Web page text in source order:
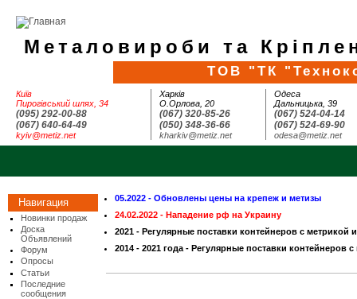
Металовироби та
ТОВ "ТК
Київ
Пирогівський шлях, 34
(095) 292-00-88
(067) 640-64-49
kyiv@metiz.net
Харків
О.Орлова, 20
(067) 320-85-26
(050) 348-36-66
kharkiv@metiz.net
Одеса
Дальницька, 39
(067) 524-04-14
(067) 524-69-90
odesa@metiz.net
Навигация
Новинки продаж
Доска
Объявлений
Форум
Опросы
Статьи
Последние
сообщения
05.2022 - Обновлены цены на крепеж и метизы
24.02.2022 - Нападение рф на Украину
2021 - Регулярные поставки контейнеров с метрикой
2014 - 2021 года - Регулярные поставки